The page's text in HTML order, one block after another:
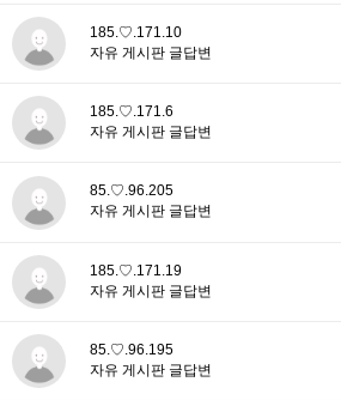
185.♡.171.10
자유 게시판 글답변
185.♡.171.6
자유 게시판 글답변
85.♡.96.205
자유 게시판 글답변
185.♡.171.19
자유 게시판 글답변
85.♡.96.195
자유 게시판 글답변